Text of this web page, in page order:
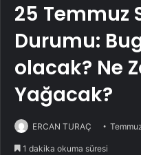
25 Temmuz
Durumu:
olacak? Ne
Yağacak?
ERCAN TURAÇ
1 dakika okuma süresi